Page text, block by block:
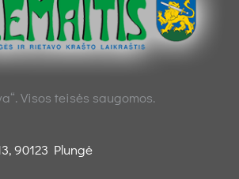
Visos teisės saugomos.
90123 Plungė